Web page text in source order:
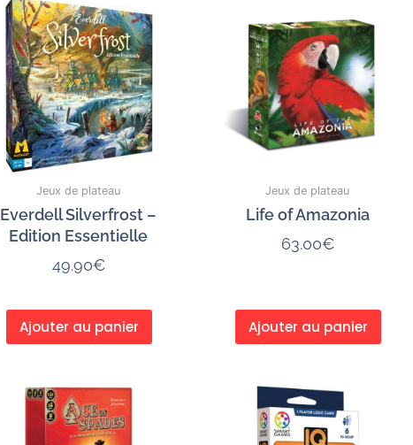
Jeux de plateau
Everdell Silverfrost –
Edition Essentielle
49.90€
Ajouter au panier
Jeux de plateau
Life of Amazonia
63.00€
Ajouter au panier